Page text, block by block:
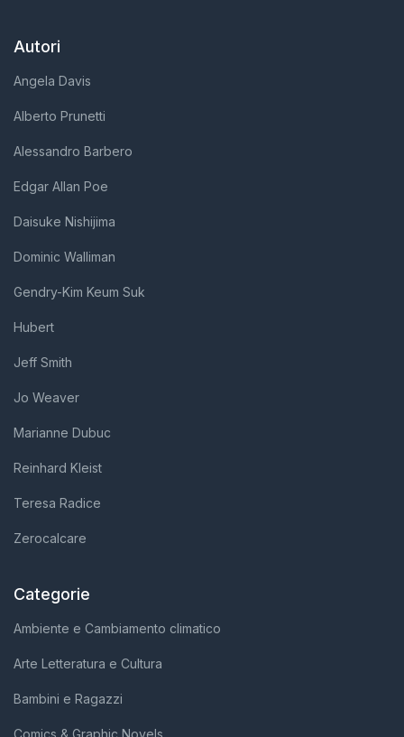
Autori
Angela Davis
Alberto Prunetti
Alessandro Barbero
Edgar Allan Poe
Daisuke Nishijima
Dominic Walliman
Gendry-Kim Keum Suk
Hubert
Jeff Smith
Jo Weaver
Marianne Dubuc
Reinhard Kleist
Teresa Radice
Zerocalcare
Categorie
Ambiente e Cambiamento climatico
Arte Letteratura e Cultura
Bambini e Ragazzi
Comics & Graphic Novels